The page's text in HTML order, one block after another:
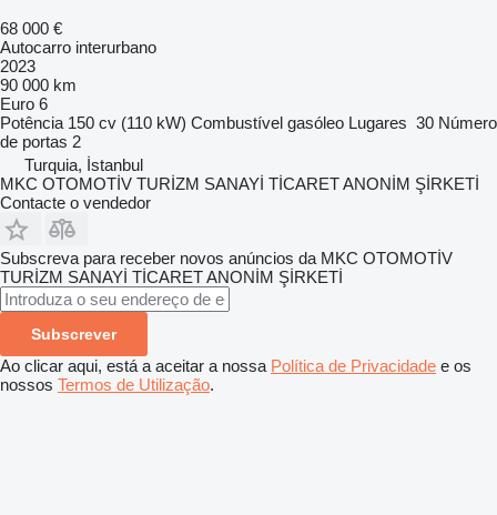
68 000 €
Autocarro interurbano
2023
90 000 km
Euro 6
Potência 150 cv (110 kW) Combustível gasóleo Lugares 30 Número
de portas 2
Turquia, İstanbul
MKC OTOMOTİV TURİZM SANAYİ TİCARET ANONİM ŞİRKETİ
Contacte o vendedor
Subscreva para receber novos anúncios da MKC OTOMOTİV
TURİZM SANAYİ TİCARET ANONİM ŞİRKETİ
Subscrever
Ao clicar aqui, está a aceitar a nossa Política de Privacidade e os
nossos Termos de Utilização.